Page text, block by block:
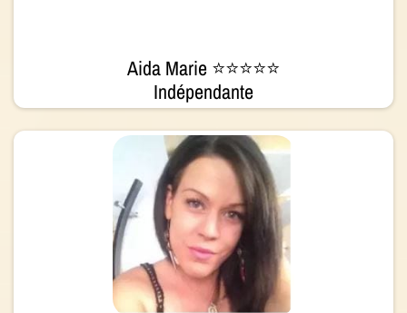
Aida Marie ⭐⭐⭐⭐⭐
Indépendante